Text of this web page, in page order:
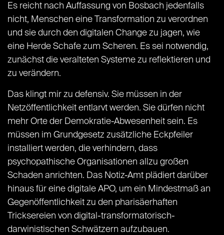
Es reicht nach Auffassung von Bosbach jedenfalls
nicht, Menschen eine Transformation zu verordnen
und sie durch den digitalen Change zu jagen, wie
eine Herde Schafe zum Scheren. Es sei notwendig,
zunächst die veralteten Systeme zu reflektieren und
zu verändern.
Das klingt mir zu defensiv. Sie müssen in der
Netzöffentlichkeit entlarvt werden. Sie dürfen nicht
mehr Orte der Demokratie-Abwesenheit sein. Es
müssen im Grundgesetz zusätzliche Eckpfeiler
installiert werden, die verhindern, dass
psychopathische Organisationen allzu großen
Schaden anrichten. Das Notiz-Amt plädiert darüber
hinaus für eine digitale APO, um ein Mindestmaß an
Gegenöffentlichkeit zu den pharisäerhaften
Tricksereien von digital-transformatorisch-
darwinistischen Schwätzern aufzubauen.